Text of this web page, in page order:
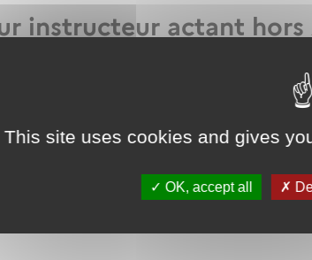
This site uses cookies and gives
OK, accept all
instructeur actant hors
du complément VHL pour l'attestation de